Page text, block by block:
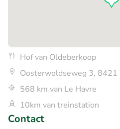
Hof van Oldeberkoop
Oosterwoldseweg 3, 8421
568 km van Le Havre
10km van treinstation
Contact